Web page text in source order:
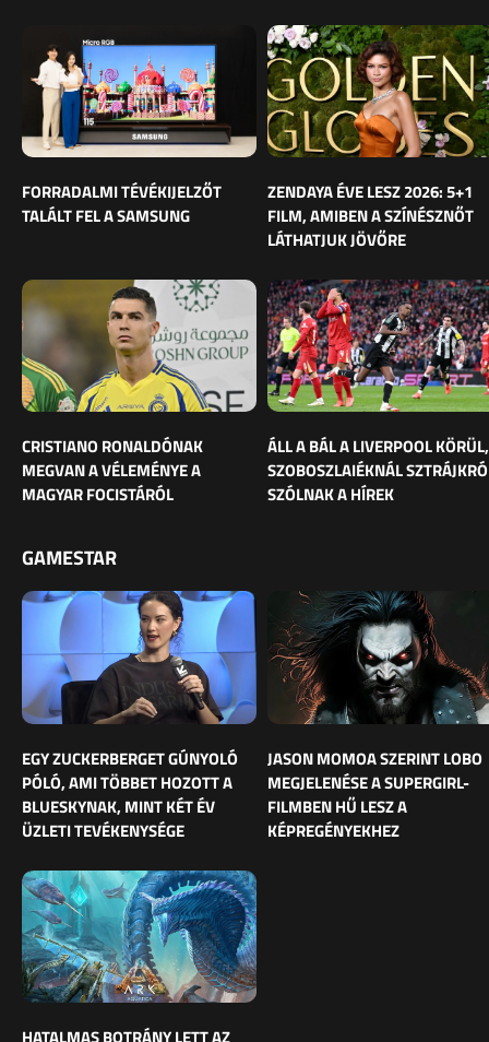
FORRADALMI TÉVÉKIJELZŐT
TALÁLT FEL A SAMSUNG
ZENDAYA ÉVE LESZ 2026: 5+1
FILM, AMIBEN A SZÍNÉSZNŐT
LÁTHATJUK JÖVŐRE
CRISTIANO RONALDÓNAK
MEGVAN A VÉLEMÉNYE A
MAGYAR FOCISTÁRÓL
ÁLL A BÁL A LIVERPOOL KÖRÜL,
SZOBOSZLAIÉKNÁL
SZÓLNAK A HÍREK
GAMESTAR
EGY ZUCKERBERGET GÚNYOLÓ
PÓLÓ, AMI TÖBBET HOZOTT A
BLUESKYNAK, MINT KÉT ÉV
ÜZLETI TEVÉKENYSÉGE
JASON MOMOA SZERINT LOBO
MEGJELENÉSE A SUPERGIRL-
FILMBEN HŰ LESZ A
KÉPREGÉNYEKHEZ
HATALMAS BOTRÁNY LETT AZ